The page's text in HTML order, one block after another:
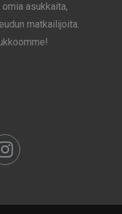
asukkaita,
matkailijoita.